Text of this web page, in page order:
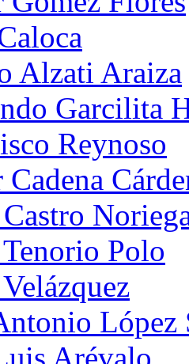
Alzati Araiza
Garcilita
Reynoso
Polo
López
Arévalo